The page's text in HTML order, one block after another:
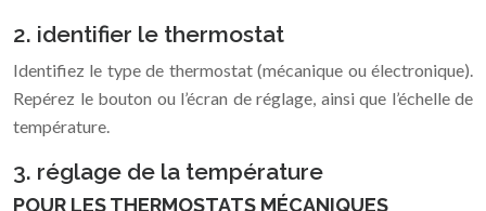
2. identifier le thermostat
Identifiez le type de thermostat (mécanique ou électronique).
Repérez le bouton ou l’écran de réglage, ainsi que l’échelle de
température.
3. réglage de la température
POUR LES THERMOSTATS MÉCANIQUES